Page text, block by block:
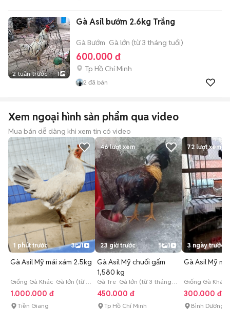
2 tuần trước 1
Gà Asil bướm 2.6kg Trắng
Gà Bướm Gà lớn (từ 3 tháng tuổi)
600.000 đ
Tp Hồ Chí Minh
2 đã bán
Xem ngoại hình sản phẩm qua video
Mua bán dễ dàng khi xem tin có video
1 phút trước 3 1
Gà Asil Mỹ mái xám 2.5kg
Giống Gà Khác Gà lớn (từ 3
tháng tuổi)
1.000.000 đ
Tiền Giang
46lượt xem
23 giờ trước 5 1
Gà Asil Mỹ chuối gấm
1,580 kg
Gà Tre Gà lớn (từ 3 tháng
tuổi)
450.000 đ
Tp Hồ Chí Minh
72 lượt xem
3 ngày trước
Gà Asil Mỹ
Giống Gà Khác
3 tháng tuổi)
300.000 đ
Bình Dương